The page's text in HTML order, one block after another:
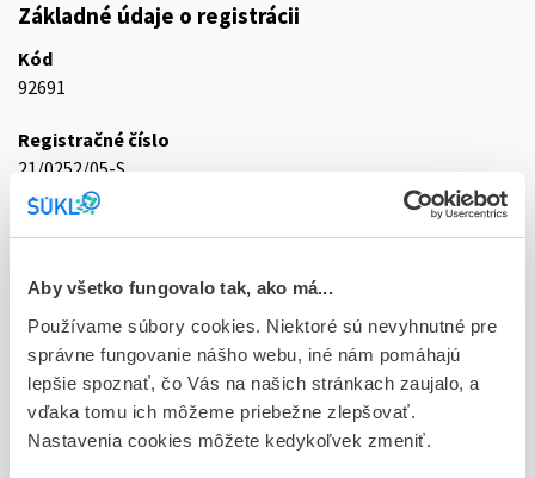
Aby všetko fungovalo tak, ako má...
Používame súbory cookies. Niektoré sú nevyhnutné pre
správne fungovanie nášho webu, iné nám pomáhajú
lepšie spoznať, čo Vás na našich stránkach zaujalo, a
vďaka tomu ich môžeme priebežne zlepšovať.
Nastavenia cookies môžete kedykoľvek zmeniť.
Základné údaje o registrácii
Kód
92691
Registračné číslo
21/0252/05-S
Doplnok
Stav
D - Registrácia bez obmedzenia platnosti
Typ registračnej procedúry
Vzájomné uznávanie (mutual recognition proc.)